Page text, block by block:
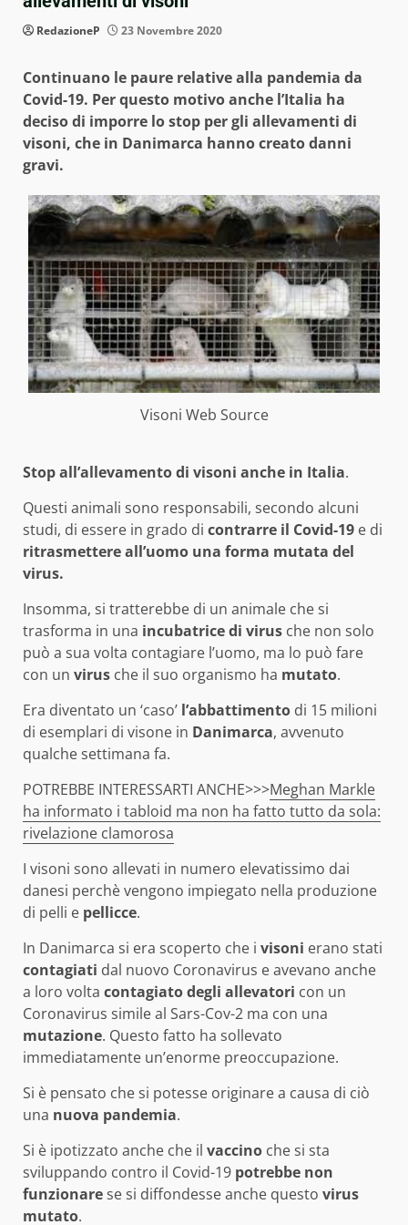
RedazioneP 23 Novembre 2020
Continuano le paure relative alla pandemia da
Covid-19. Per questo motivo anche l’Italia ha
deciso di imporre lo stop per gli allevamenti di
visoni, che in Danimarca hanno creato danni
gravi.
Visoni Web Source
Stop all’allevamento di visoni anche in Italia.
Questi animali sono responsabili, secondo alcuni
studi, di essere in grado di contrarre il Covid-19 e di
ritrasmettere all’uomo una forma mutata del
virus.
Insomma, si tratterebbe di un animale che si
trasforma in una incubatrice di virus che non solo
può a sua volta contagiare l’uomo, ma lo può fare
con un virus che il suo organismo ha mutato.
Era diventato un ‘caso’ l’abbattimento di 15 milioni
di esemplari di visone in Danimarca, avvenuto
qualche settimana fa.
POTREBBE INTERESSARTI ANCHE>>>Meghan Markle
ha informato i tabloid ma non ha fatto tutto da sola:
rivelazione clamorosa
I visoni sono allevati in numero elevatissimo dai
danesi perchè vengono impiegato nella produzione
di pelli e pellicce.
In Danimarca si era scoperto che i visoni erano stati
contagiati dal nuovo Coronavirus e avevano anche
a loro volta contagiato degli allevatori con un
Coronavirus simile al Sars-Cov-2 ma con una
mutazione. Questo fatto ha sollevato
immediatamente un’enorme preoccupazione.
Si è pensato che si potesse originare a causa di ciò
una nuova pandemia.
Si è ipotizzato anche che il vaccino che si sta
sviluppando contro il Covid-19 potrebbe non
funzionarese si diffondesse anche questo virus
mutato.